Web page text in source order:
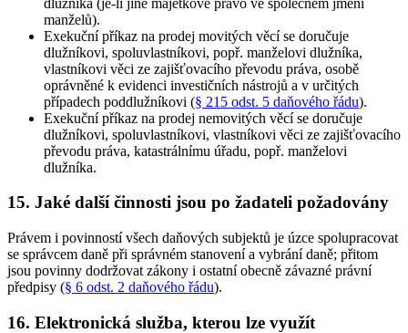
manželů).
Exekuční příkaz na prodej movitých věcí se doručuje
dlužníkovi, spoluvlastníkovi, popř. manželovi dlužníka,
vlastníkovi věci ze zajišťovacího převodu práva, osobě
oprávněné k evidenci investičních nástrojů a v určitých
případech poddlužníkovi (§ 215 odst. 5 daňového řádu).
Exekuční příkaz na prodej nemovitých věcí se doručuje
dlužníkovi, spoluvlastníkovi, vlastníkovi věci ze zajišťovacího
převodu práva, katastrálnímu úřadu, popř. manželovi
dlužníka.
15. Jaké další činnosti jsou po žadateli požadovány
Právem i povinností všech daňových subjektů je úzce spolupracovat
se správcem daně při správném stanovení a vybrání daně; přitom
jsou povinny dodržovat zákony i ostatní obecně závazné právní
předpisy (§ 6 odst. 2 daňového řádu).
16. Elektronická služba, kterou lze využít